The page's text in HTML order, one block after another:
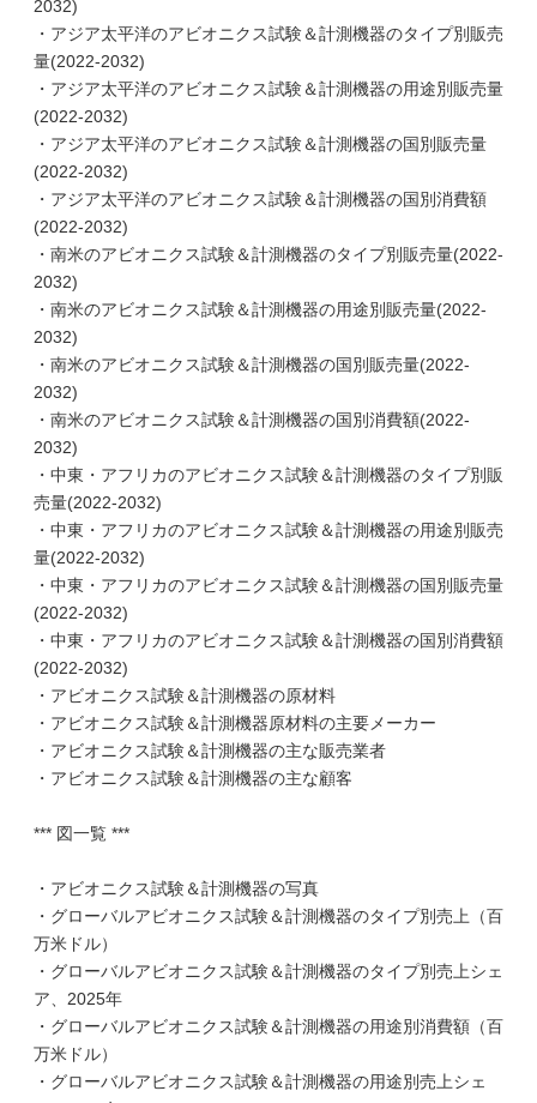
2032)
・アジア太平洋のアビオニクス試験＆計測機器のタイプ別販売
量(2022-2032)
・アジア太平洋のアビオニクス試験＆計測機器の用途別販売量
(2022-2032)
・アジア太平洋のアビオニクス試験＆計測機器の国別販売量
(2022-2032)
・アジア太平洋のアビオニクス試験＆計測機器の国別消費額
(2022-2032)
・南米のアビオニクス試験＆計測機器のタイプ別販売量(2022-
2032)
・南米のアビオニクス試験＆計測機器の用途別販売量(2022-
2032)
・南米のアビオニクス試験＆計測機器の国別販売量(2022-
2032)
・南米のアビオニクス試験＆計測機器の国別消費額(2022-
2032)
・中東・アフリカのアビオニクス試験＆計測機器のタイプ別販
売量(2022-2032)
・中東・アフリカのアビオニクス試験＆計測機器の用途別販売
量(2022-2032)
・中東・アフリカのアビオニクス試験＆計測機器の国別販売量
(2022-2032)
・中東・アフリカのアビオニクス試験＆計測機器の国別消費額
(2022-2032)
・アビオニクス試験＆計測機器の原材料
・アビオニクス試験＆計測機器原材料の主要メーカー
・アビオニクス試験＆計測機器の主な販売業者
・アビオニクス試験＆計測機器の主な顧客
*** 図一覧 ***
・アビオニクス試験＆計測機器の写真
・グローバルアビオニクス試験＆計測機器のタイプ別売上（百
万米ドル）
・グローバルアビオニクス試験＆計測機器のタイプ別売上シェ
ア、2025年
・グローバルアビオニクス試験＆計測機器の用途別消費額（百
万米ドル）
・グローバルアビオニクス試験＆計測機器の用途別売上シェ